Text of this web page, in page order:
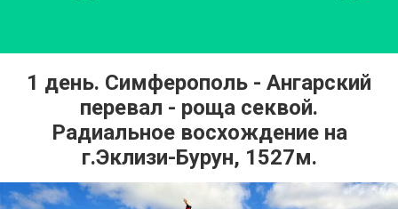
1 день. Симферополь - Ангарский
перевал - роща секвой.
Радиальное восхождение на
г.Эклизи-Бурун, 1527м.